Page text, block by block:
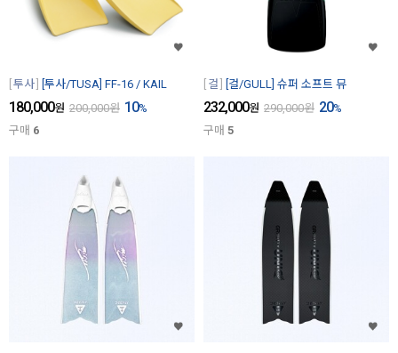
투사 [투사/TUSA] FF-16 / KAIL
180,000원 200,000원 10%
구매 6
걸 [걸/GULL] 슈퍼 소프트 뮤
232,000원 290,000원 20%
구매 5